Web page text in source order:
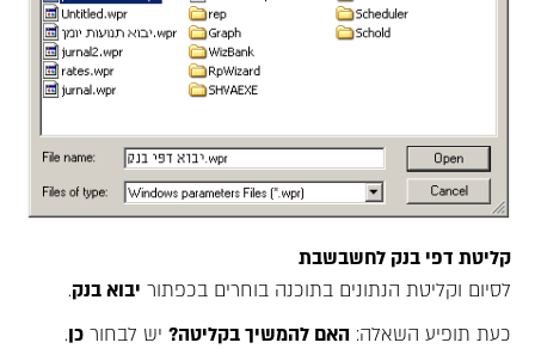
קליטת דפי בנק לחשבשבת
לסיום וקליטת הנתונים בתוכנה בוחרים בכפתור יבוא בנק.
כעת תופיע השאלה: האם להמשיך בקליטה? יש לבחור כן.